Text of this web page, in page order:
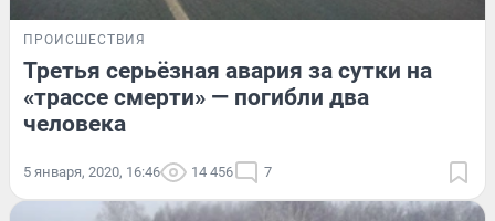
ПРОИСШЕСТВИЯ
Третья серьёзная авария за сутки на
«трассе смерти» — погибли два
человека
5 января, 2020, 16:46 14 456 7